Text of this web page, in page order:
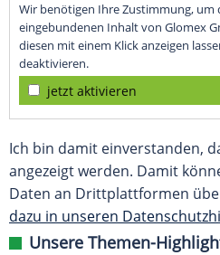
Wir benötigen Ihre Zustimmung, um
eingebundenen Inhalt von Glomex
diesen mit einem Klick anzeigen
deaktivieren.
jetzt aktivieren
Ich bin damit einverstanden,
angezeigt werden. Damit
Daten an Drittplattformen
dazu in unseren
Unsere Themen-